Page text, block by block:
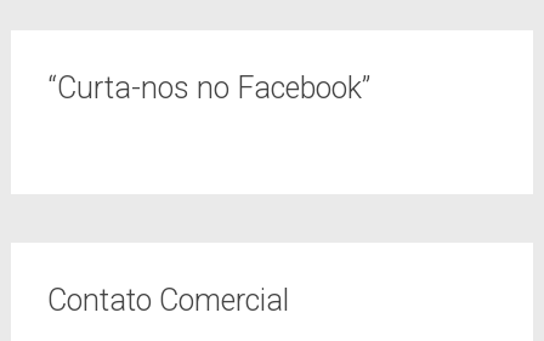
“Curta-nos no Facebook”
Contato Comercial